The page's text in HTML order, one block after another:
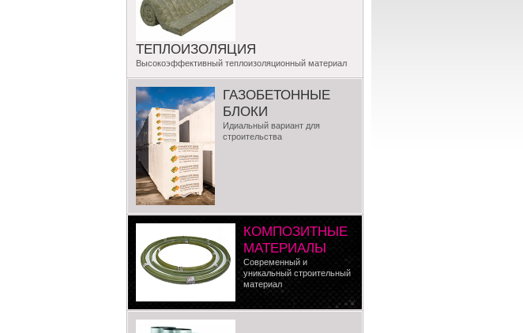
ТЕПЛОИЗОЛЯЦИЯ
Высокоэффективный теплоизоляционный материал
ГАЗОБЕТОННЫЕ
БЛОКИ
Идиальный вариант для
строительства
КОМПОЗИТНЫЕ
МАТЕРИАЛЫ
Современный и
уникальный строительный
материал